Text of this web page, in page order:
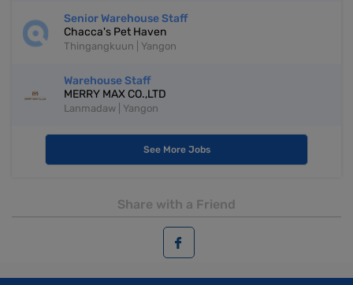
Senior Warehouse Staff
Chacca's Pet Haven
Thingangkuun | Yangon
Warehouse Staff
MERRY MAX CO.,LTD
Lanmadaw | Yangon
See More Jobs
Share with a Friend